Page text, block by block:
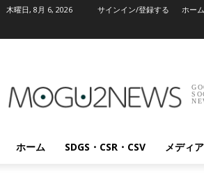
木曜日, 8月 6, 2026 サインイン/登録する ホーム
ホーム SDGS・CSR・CSV メディア